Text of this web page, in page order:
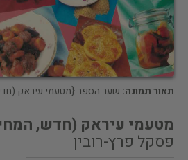
תאור תמונה: שער הספר {מטעמי עיראק
מטעמי עיראק (חדש,
פסקל פרץ-רובין